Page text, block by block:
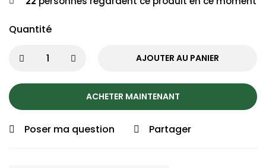
Quantité
AJOUTER AU PANIER
ACHETER MAINTENANT
Poser ma question Partager